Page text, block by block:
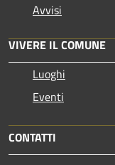
Avvisi
VIVERE IL COMUNE
Luoghi
Eventi
CONTATTI